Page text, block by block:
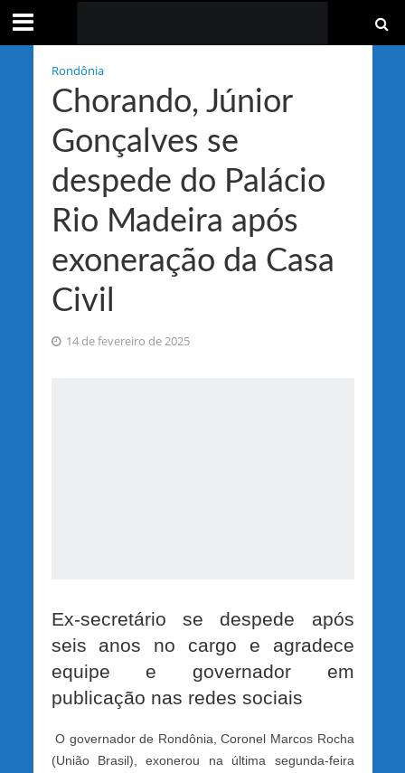
Rondônia
Chorando, Júnior
Gonçalves se
despede do Palácio
Rio Madeira após
exoneração da Casa
Civil
14 de fevereiro de 2025
Ex-secretário se despede após
seis anos no cargo e agradece
equipe e governador em
publicação nas redes sociais
O governador de Rondônia, Coronel Marcos Rocha
(União Brasil), exonerou na última segunda-feira